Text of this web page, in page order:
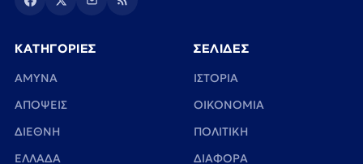
ΚΑΤΗΓΟΡΙΕΣ
ΑΜΥΝΑ
ΑΠΟΨΕΙΣ
ΔΙΕΘΝΗ
ΕΛΛΑΔΑ
ΣΕΛΙΔΕΣ
ΙΣΤΟΡΙΑ
ΟΙΚΟΝΟΜΙΑ
ΠΟΛΙΤΙΚΗ
ΔΙΑΦΟΡΑ